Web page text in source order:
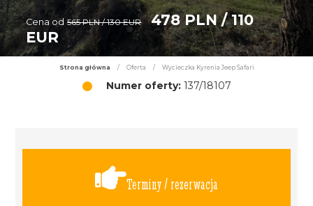
Cena od 565 PLN / 130 EUR
478 PLN / 110
EUR
Strona główna / Oferta / Wycieczka Kyrenia Jeep Safari
Numer oferty:137/18107
Terminy / rezerwacja